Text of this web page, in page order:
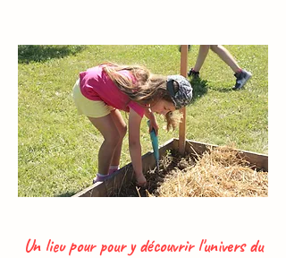
Un lieu pour pour y découvrir l'univers du